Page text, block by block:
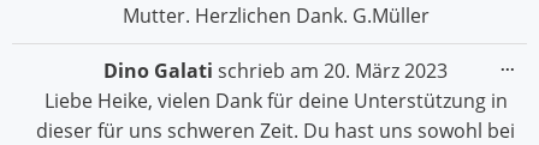
Mutter. Herzlichen Dank. G.Müller
Dino Galati schrieb am 20. März 2023
Liebe Heike, vielen Dank für deine Unterstützung in
dieser für uns schweren Zeit. Du hast uns sowohl bei
...